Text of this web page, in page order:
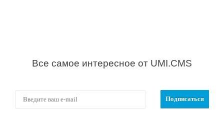
Все самое интересное от UMI.CMS